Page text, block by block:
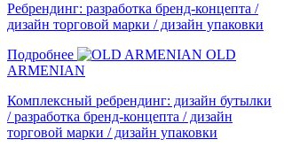
Ребрендинг: разработка бренд-концепта /
дизайн торговой марки / дизайн упаковки
Подробнее
OLD
ARMENIAN
Комплексный ребрендинг: дизайн бутылки
/ разработка бренд-концепта / дизайн
торговой марки / дизайн упаковки